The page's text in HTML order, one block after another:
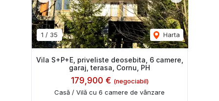
1 / 35 Harta
Vila S+P+E, priveliste deosebita, 6 camere,
garaj, terasa, Cornu, PH
179,900 € (negociabil)
Casă / Vilă cu 6 camere de vânzare